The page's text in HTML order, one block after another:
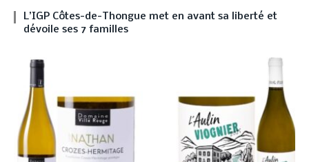
L’IGP Côtes-de-Thongue met en avant sa liberté et
dévoile ses 7 familles